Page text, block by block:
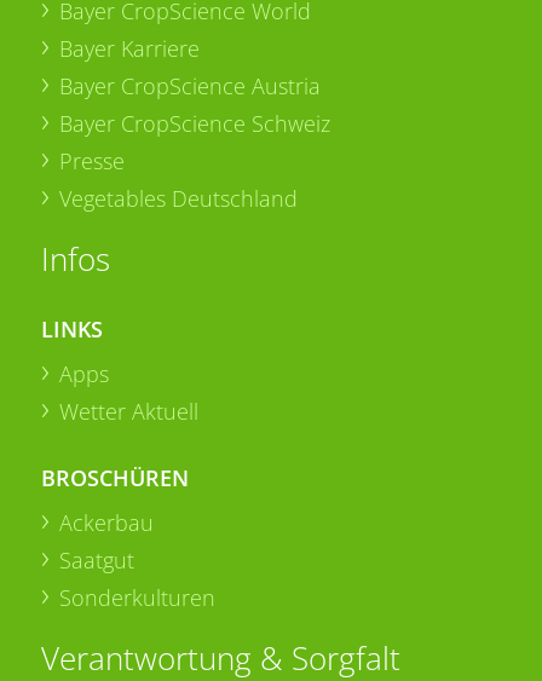
Bayer CropScience World
Bayer Karriere
Bayer CropScience Austria
Bayer CropScience Schweiz
Presse
Vegetables Deutschland
Infos
LINKS
Apps
Wetter Aktuell
BROSCHÜREN
Ackerbau
Saatgut
Sonderkulturen
Verantwortung & Sorgfalt